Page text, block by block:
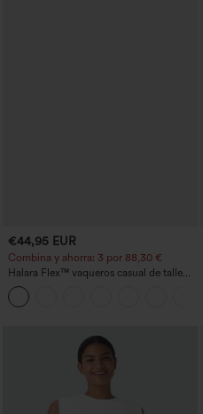
€44,95 EUR
Combina y ahorra: 3 por 88,30 €
Halara Flex™ vaqueros casual de talle
alto con bolsillos, estilo baggy de pierna
ancha, efecto lavado